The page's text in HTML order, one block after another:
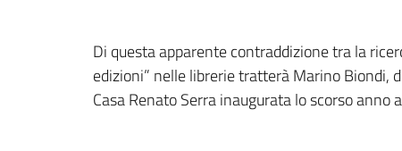
Di questa apparente contraddizione tra la
edizioni” nelle librerie tratterà Marino Biondi,
Casa Renato Serra inaugurata lo scorso anno